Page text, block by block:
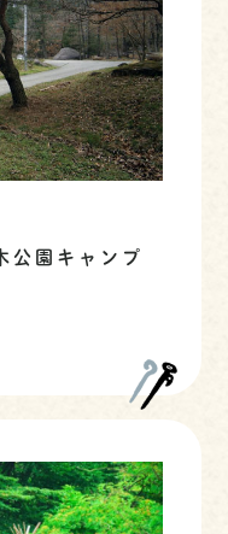
公園キャンプ